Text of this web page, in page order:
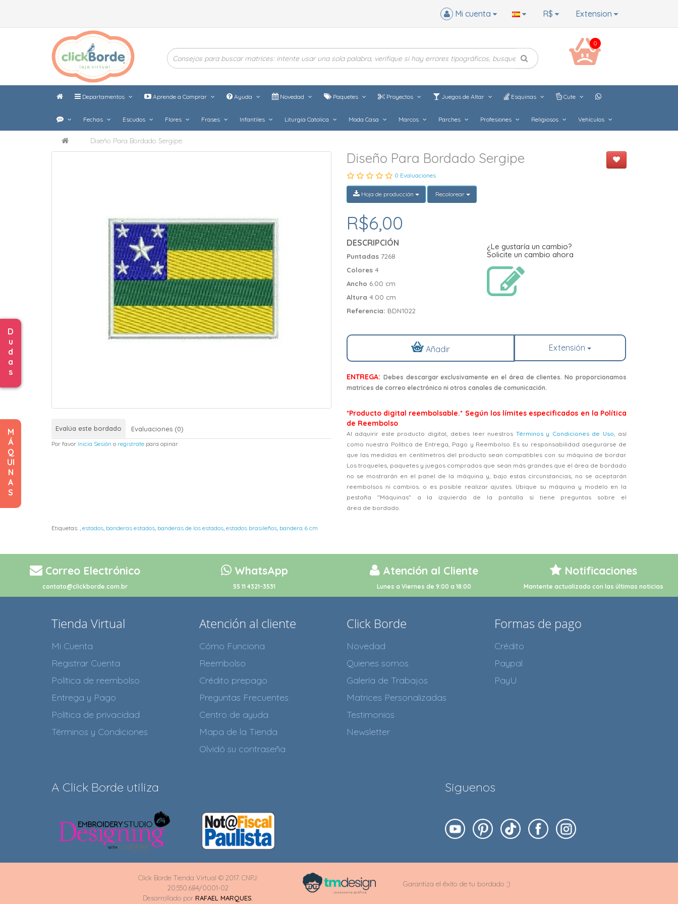
D
u
d
a
s
M
Á
Q
UI
N
A
S
Extension
R$
Mi cuenta
0
Departamentos Aprende a Comprar Ayuda Novedad Paquetes Proyectos Juegos de Altar Esquinas Cute
Fechas Escudos Flores Frases Infantiles Liturgia Catolica Moda Casa Marcos Parches Profesiones Religiosos Vehículos
Diseño Para Bordado Sergipe
Evalúa este bordado Evaluaciones (0)
Por favor Inicia Sesión o registrate para opinar
Diseño Para Bordado Sergipe
0 Evaluaciones
Hoja de producción Recolorear
R$6,00
DESCRIPCIÓN
Puntadas 7268
Colores 4
Ancho 6.00 cm
Altura 4.00 cm
Referencia: BDN1022
¿Le gustaría un cambio?
Solicite un cambio ahora
Añadir Extensión
ENTREGA: Debes descargar exclusivamente en el área de clientes. No proporcionamos
matrices de correo electrónico ni otros canales de comunicación.
*Producto digital reembolsable.* Según los límites especificados en la Política
de Reembolso
Al adquirir este producto digital, debes leer nuestros Términos y Condiciones de Uso , así
como nuestra Política de Entrega, Pago y Reembolso. Es su responsabilidad asegurarse de
que las medidas en centímetros del producto sean compatibles con su máquina de bordar.
Los troqueles, paquetes y juegos comprados que sean más grandes que el área de bordado
no se mostrarán en el panel de la máquina y, bajo estas circunstancias, no se aceptarán
reembolsos ni cambios. o es posible realizar ajustes. Ubique su máquina y modelo en la
pestaña "Máquinas" a la izquierda de la pantalla si tiene preguntas sobre el
área de bordado.
Etiquetas: estados banderas estados banderas de los estados estados brasileños bandera 6 cm
Correo Electrónico
contato@clickborde.com.br
WhatsApp
55 11 4321-3531
Atención al Cliente
Lunes a Viernes de 9:00 a 18:00
Notificaciones
Mantente actualizado con las últimas noticias
Tienda Virtual
Mi Cuenta
Registrar Cuenta
Política de reembolso
Entrega y Pago
Política de privacidad
Términos y Condiciones
Atención al cliente
Cómo Funciona
Reembolso
Crédito prepago
Preguntas Frecuentes
Centro de ayuda
Mapa de la Tienda
Olvidó su contraseña
Click Borde
Novedad
Quienes somos
Galería de Trabajos
Matrices Personalizadas
Testimonios
Newsletter
Formas de pago
Crédito
Paypal
PayU
A Click Borde utiliza Siguenos
Click Borde Tienda Virtual © 2017. CNPJ:
20.550.684/0001-02
Desarrollado por RAFAEL MARQUES
Garantiza el éxito de tu bordado ;)